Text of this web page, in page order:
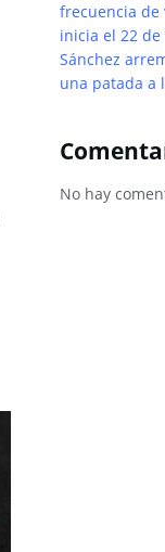
frecuencia de
inicia el 22 de
Sánchez
una patada a
No hay